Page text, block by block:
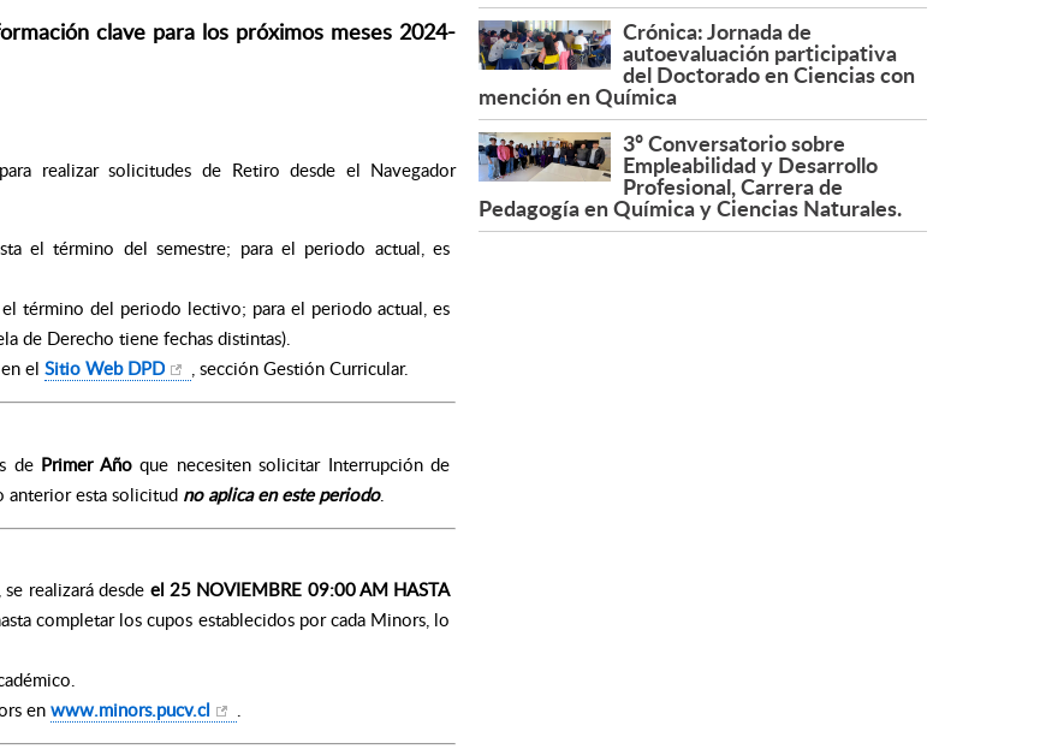
clave para los próximos meses 2024-
realizar solicitudes de Retiro desde el Navegador
el término del semestre; para el periodo actual, es
término del periodo lectivo; para el periodo actual, es
de Derecho tiene fechas distintas).
el Sitio Web DPD , sección Gestión Curricular.
de Primer Añoque necesiten solicitar Interrupción de
anterior esta solicitud no aplica en este periodo.
realizará desde el 25 NOVIEMBRE 09:00 AM HASTA
completar los cupos establecidos por cada Minors, lo
en www.minors.pucv.cl .
Crónica: Jornada de
autoevaluación participativa
del Doctorado en Ciencias con
mención en Química
3º Conversatorio sobre
Empleabilidad y Desarrollo
Profesional, Carrera de
Pedagogía en Química y Ciencias Naturales.